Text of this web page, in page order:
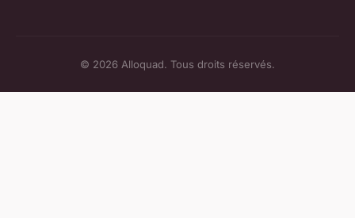
© 2026 Alloquad. Tous droits réservés.